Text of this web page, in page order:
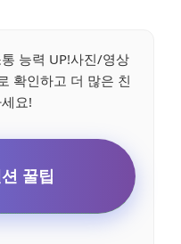
능력 UP!사진/영상
확인하고 더 많은 친
요!
꿀팁